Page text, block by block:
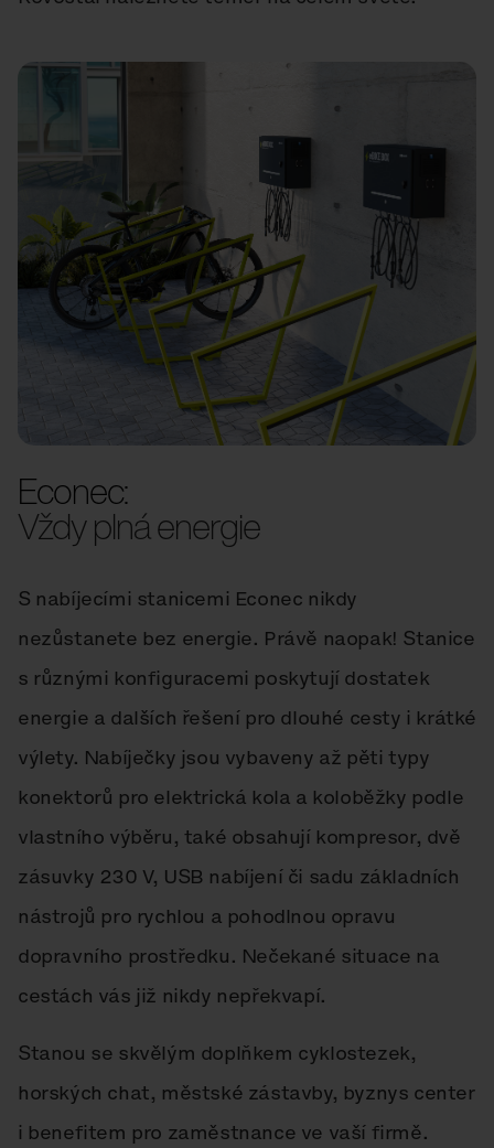
Econec:
Vždy plná energie
S nabíjecími stanicemi Econec nikdy
nezůstanete bez energie. Právě naopak! Stanice
s různými konfiguracemi poskytují dostatek
energie a dalších řešení pro dlouhé cesty i krátké
výlety. Nabíječky jsou vybaveny až pěti typy
konektorů pro elektrická kola a koloběžky podle
vlastního výběru, také obsahují kompresor, dvě
zásuvky 230 V, USB nabíjení či sadu základních
nástrojů pro rychlou a pohodlnou opravu
dopravního prostředku. Nečekané situace na
cestách vás již nikdy nepřekvapí.
Stanou se skvělým doplňkem cyklostezek,
horských chat, městské zástavby, byznys center
i benefitem pro zaměstnance ve vaší firmě.